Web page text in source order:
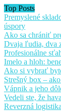
Top Posts
Premyslené
úspory
Ako sa chrániť
Dvaja ľudia, dva
Profesionálne
Imelo a hloh:
Ako si vybrať
Strešný box –
Vápnik a jeho
Vedeli ste, že
Reverzná